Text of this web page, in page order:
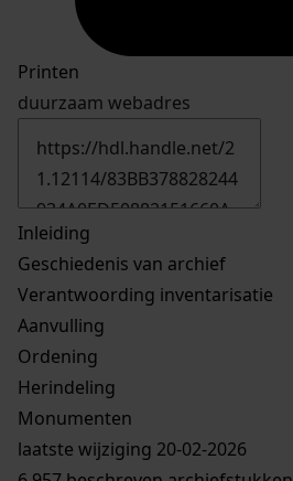
Printen
duurzaam webadres
Inleiding
Geschiedenis van archief
Verantwoording inventarisatie
Aanvulling
Ordening
Herindeling
Monumenten
laatste wijziging 20-02-2026